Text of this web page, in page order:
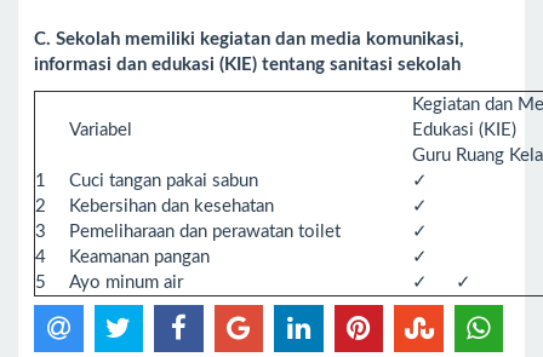
C. Sekolah memiliki kegiatan dan media komunikasi,
informasi dan edukasi (KIE) tentang sanitasi sekolah
Variabel
Kegiatan dan
Edukasi (KIE)
Guru Ruang
1
Cuci tangan pakai sabun
✓
2
Kebersihan dan kesehatan
✓
3
Pemeliharaan dan perawatan toilet
✓
4
Keamanan pangan
✓
5
Ayo minum air ✓ ✓